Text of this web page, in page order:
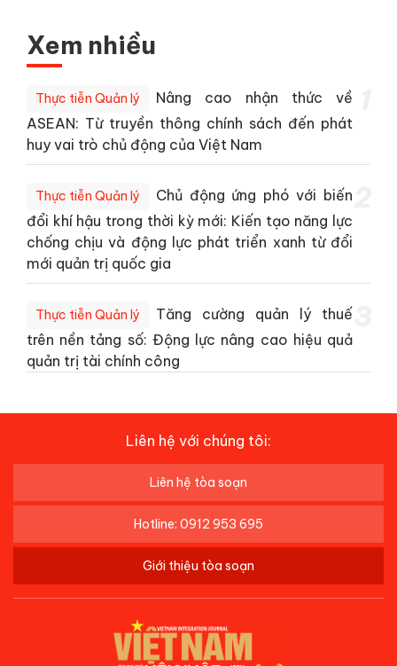
Xem nhiều
Thực tiễn Quản lý
Nâng cao nhận thức về
ASEAN: Từ truyền thông chính sách đến phát
huy vai trò chủ động của Việt Nam
Thực tiễn Quản lý
Chủ động ứng phó với biến
đổi khí hậu trong thời kỳ mới: Kiến tạo năng lực
chống chịu và động lực phát triển xanh từ đổi
mới quản trị quốc gia
Thực tiễn Quản lý
Tăng cường quản lý thuế
trên nền tảng số: Động lực nâng cao hiệu quả
quản trị tài chính công
Liên hệ với chúng tôi:
Liên hệ tòa soạn
Hotline: 0912 953 695
Giới thiệu tòa soạn